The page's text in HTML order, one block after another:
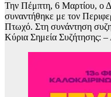
Την Πέμπτη, 6 Μαρτίου, ο
συναντήθηκε με τον
Πτωχό. Στη συνάντηση
Κύρια Σημεία Συζήτησης: